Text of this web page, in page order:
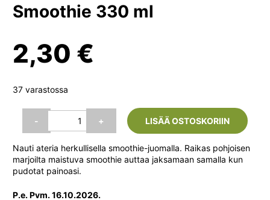
Smoothie 330 ml
2,30 €
37 varastossa
-
Smoothie
330
ml
+ LISÄÄ OSTOSKORIIN
Nauti ateria herkullisella smoothie-juomalla. Raikas pohjoisen
marjoilta maistuva smoothie auttaa jaksamaan samalla kun
pudotat painoasi.
P.e. Pvm. 16.10.2026.